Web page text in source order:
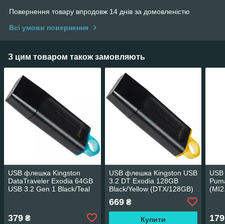
Повернення товару впродовж 14 днів за домовленістю
Всі умови повернення
З цим товаром також замовляють
USB флешка Kingston
DataTraveler Exodia 64GB
USB 3.2 Gen 1 Black/Teal
379 ₴
USB флешка Kingston USB
3.2 DT Exodia 128GB
Black/Yellow (DTX/128GB)
669₴
Купити 179